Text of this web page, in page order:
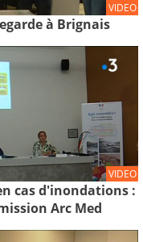
VIDEO
à Brignais
VIDEO
cas d'inondations :
Arc Med